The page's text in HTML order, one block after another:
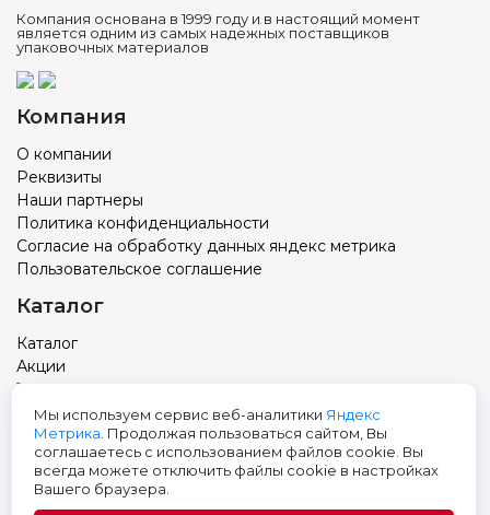
Компания основана в 1999 году и в настоящий момент
является одним из самых надежных поставщиков
упаковочных материалов
Компания
О компании
Реквизиты
Наши партнеры
Политика конфиденциальности
Согласие на обработку данных яндекс метрика
Пользовательское соглашение
Каталог
Каталог
Акции
Товар с вашим логотипом
Новости
Контакты
Адрес: Тюмень, ул. Авторемонтная 9, 3 этаж
Телефон:+7 (3452) 699-501
Мы используем сервис веб-аналитики Яндекс
Метрика . Продолжая пользоваться сайтом, Вы
соглашаетесь с использованием файлов cookie. Вы
всегда можете отключить файлы cookie в настройках
Вашего браузера.